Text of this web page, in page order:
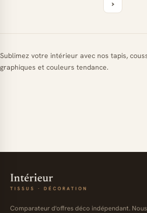
›
Sublimez votre intérieur avec nos tapis,
graphiques et couleurs tendance.
Comparateur d'offres déco indépendant. Nous